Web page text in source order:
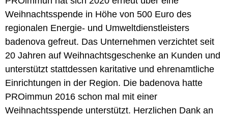
Weihnachtsspende in Höhe von 500 Euro des
regionalen Energie- und Umweltdienstleisters
badenova gefreut. Das Unternehmen verzichtet seit
20 Jahren auf Weihnachtsgeschenke an Kunden und
unterstützt stattdessen karitative und ehrenamtliche
Einrichtungen in der Region. Die badenova hatte
PROimmun 2016 schon mal mit einer
Weihnachtsspende unterstützt. Herzlichen Dank an